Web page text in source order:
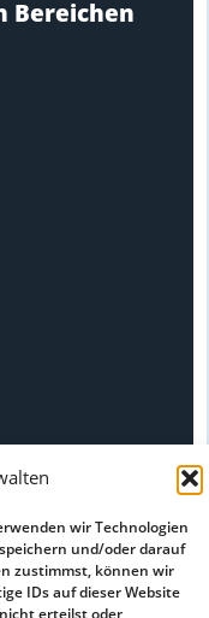
wir Technologien
und/oder darauf
zustimmst, können wir
IDs auf dieser Website
erteilst oder
Bereichen